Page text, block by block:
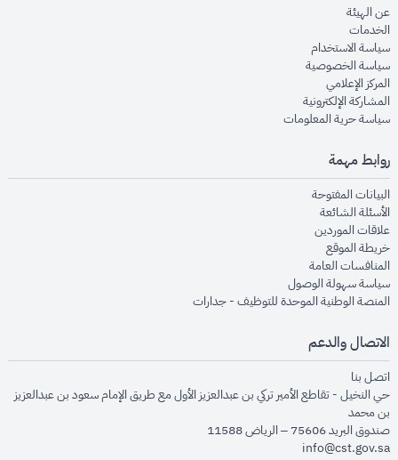
عن الهيئةopens in new window
الخدماتopens in new window
سياسة الاستخدام
سياسة الخصوصيةopens in new window
المركز الإعلاميopens in new window
المشاركة الإلكترونيةopens in new window
سياسة حرية المعلوماتopens in new window
روابط مهمة
البيانات المفتوحةopens in new window
الأسئلة الشائعةopens in new window
علاقات الموردينopens in new window
خريطة الموقعopens in new window
المنافسات العامةopens in new window
سياسة سهولة الوصولopens in new window
المنصة الوطنية الموحدة للتوظيف - جداراتopens in new window
الاتصال والدعم
اتصل بنا
حي النخيل - تقاطع الأمير تركي بن عبدالعزيز الأول مع طريق الإمام سعود بن عبدالعزيز
بن محمد
صندوق البريد 75606 – الرياض 11588
info@cst.gov.sa